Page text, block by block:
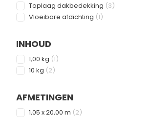
Toplaag dakbedekking (3products
)
Vloeibare afdichting (1products
)
INHOUD
FILTER
1,00 kg (1products available
)
10 kg (2products available
)
AFMETINGEN
FILTER
1,05 x 20,00 m (2products available
)